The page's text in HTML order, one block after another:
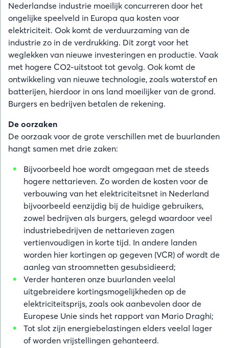
Nederlandse industrie moeilijk concurreren door het
ongelijke speelveld in Europa qua kosten voor
elektriciteit. Ook komt de verduurzaming van de
industrie zo in de verdrukking. Dit zorgt voor het
weglekken van nieuwe investeringen en productie. Vaak
met hogere CO2-uitstoot tot gevolg. Ook komt de
ontwikkeling van nieuwe technologie, zoals waterstof en
batterijen, hierdoor in ons land moeilijker van de grond.
Burgers en bedrijven betalen de rekening.
De oorzaken
De oorzaak voor de grote verschillen met de buurlanden
hangt samen met drie zaken:
Bijvoorbeeld hoe wordt omgegaan met de steeds
hogere nettarieven. Zo worden de kosten voor de
verbouwing van het elektriciteitsnet in Nederland
bijvoorbeeld eenzijdig bij de huidige gebruikers,
zowel bedrijven als burgers, gelegd waardoor veel
industriebedrijven de nettarieven zagen
vertienvoudigen in korte tijd. In andere landen
worden hier kortingen op gegeven (VCR) of wordt de
aanleg van stroomnetten gesubsidieerd;
Verder hanteren onze buurlanden veelal
uitgebreidere kortingsmogelijkheden op de
elektriciteitsprijs, zoals ook aanbevolen door de
Europese Unie sinds het rapport van Mario Draghi;
Tot slot zijn energiebelastingen elders veelal lager
of worden vrijstellingen gehanteerd.